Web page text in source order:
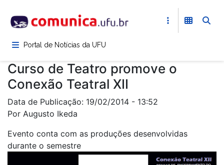
para
conteúdoPortal de Notícias da UFU
Curso de Teatro promove o
Conexão Teatral XII
Data de Publicação: 19/02/2014 - 13:52
Por Augusto Ikeda
Evento conta com as produções desenvolvidas
durante o semestre